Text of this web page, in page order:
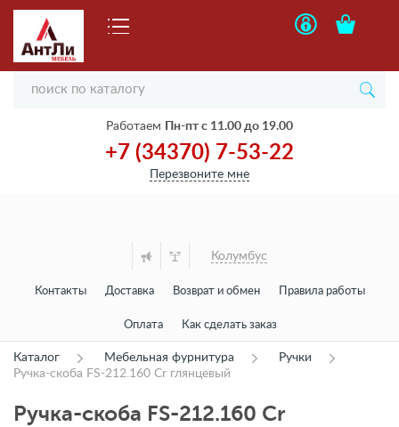
Работаем Пн-пт с 11.00 до 19.00
+7 (34370) 7-53-22
Перезвоните мне
Колумбус
Контакты Доставка Возврат и обмен Правила работы
Оплата Как сделать заказ
Каталог Мебельная фурнитура
Ручки
Ручка-скоба FS-212.160 Cr глянцевый
Ручка-скоба FS-212.160 Cr